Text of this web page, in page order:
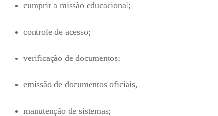
cumprir a missão educacional;
controle de acesso;
verificação de documentos;
emissão de documentos oficiais,
manutenção de sistemas;